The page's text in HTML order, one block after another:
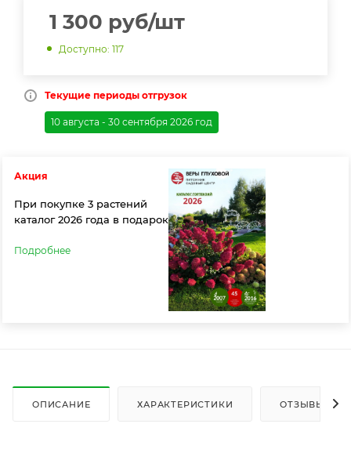
1 300 руб/шт
Доступно: 117
Текущие периоды отгрузок
10 августа - 30 сентября 2026 год
Акция
При покупке 3 растений
каталог 2026 года в подарок
Подробнее
ОПИСАНИЕ ХАРАКТЕРИСТИКИ ОТЗЫВЫ